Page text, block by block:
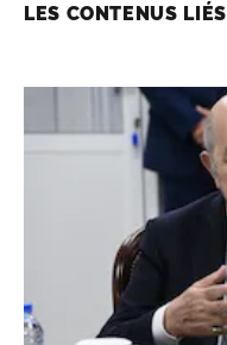
LES CONTENUS LIÉS